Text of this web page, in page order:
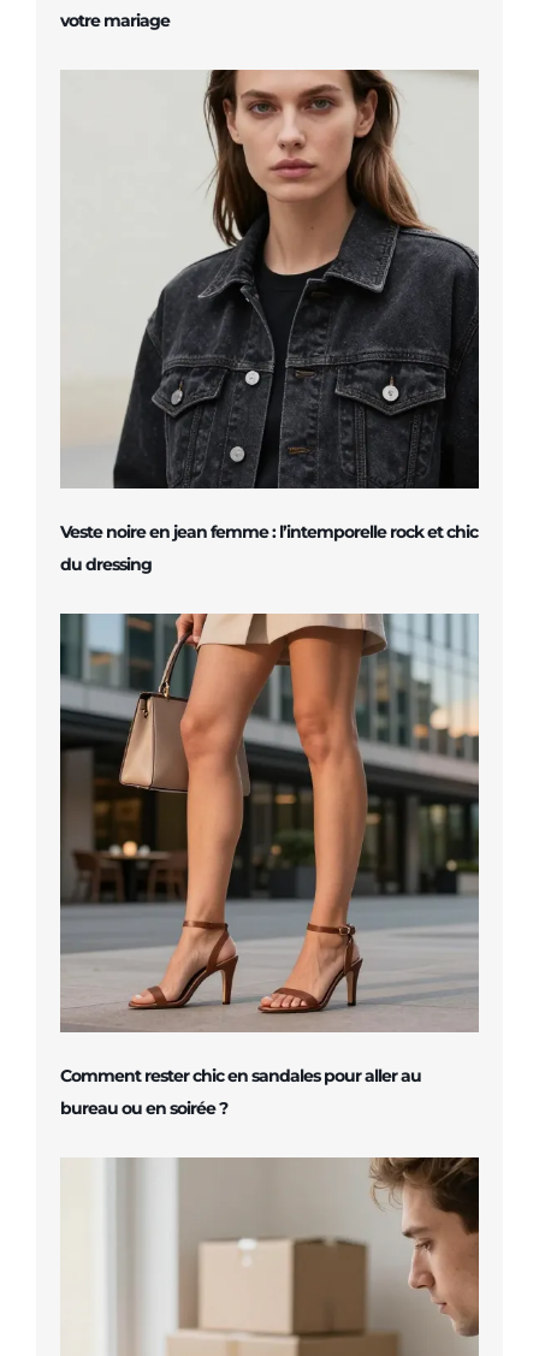
votre mariage
Veste noire en jean femme : l’intemporelle rock et chic
du dressing
Comment rester chic en sandales pour aller au
bureau ou en soirée ?